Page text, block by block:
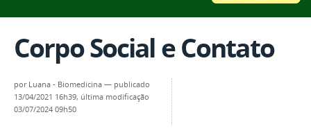
Corpo Social e Contato
por Luana - Biomedicina — publicado
13/04/2021 16h39, última modificação
03/07/2024 09h50